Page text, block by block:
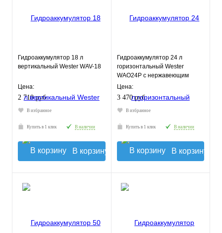
Гидроаккумулятор 18 л
вертикальный Wester WAV-18
Цена:
2 710 руб.
В избранное
Купить в 1 клик В наличии
В корзину
Гидроаккумулятор 24 л
горизонтальный Wester
WAO24P с нержавеющим
фланцем
Цена:
3 470 руб.
В избранное
Купить в 1 клик В наличии
В корзину